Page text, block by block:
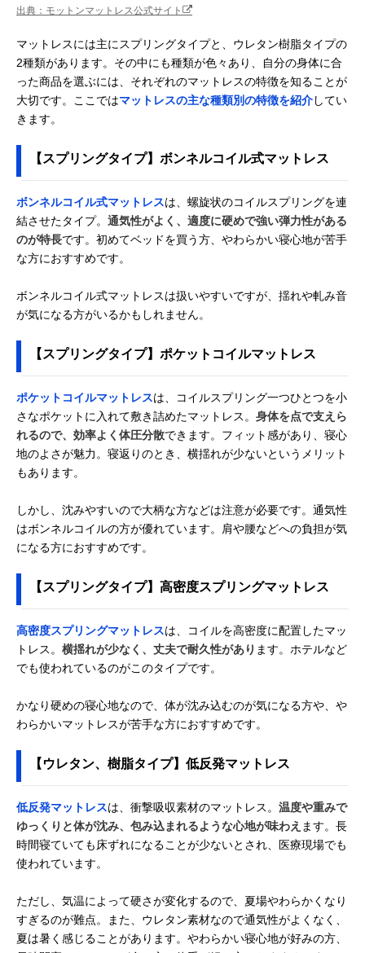
出典：モットンマットレス公式サイト
マットレスには主にスプリングタイプと、ウレタン樹脂タイプの
2種類があります。その中にも種類が色々あり、自分の身体に合
った商品を選ぶには、それぞれのマットレスの特徴を知ることが
大切です。ここではマットレスの主な種類別の特徴を紹介してい
きます。
【スプリングタイプ】ボンネルコイル式マットレス
ボンネルコイル式マットレスは、螺旋状のコイルスプリングを連
結させたタイプ。 通気性がよく、適度に硬めで強い弾力性がある
のが特長です。初めてベッドを買う方、やわらかい寝心地が苦手
な方におすすめです。
ボンネルコイル式マットレスは扱いやすいですが、揺れや軋み音
が気になる方がいるかもしれません。
【スプリングタイプ】ポケットコイルマットレス
ポケットコイルマットレスは、コイルスプリング一つひとつを小
さなポケットに入れて敷き詰めたマットレス。 身体を点で支えら
れるので、効率よく体圧分散できます。フィット感があり、寝心
地のよさが魅力。寝返りのとき、横揺れが少ないというメリット
もあります。
しかし、沈みやすいので大柄な方などは注意が必要です。通気性
はボンネルコイルの方が優れています。肩や腰などへの負担が気
になる方におすすめです。
【スプリングタイプ】高密度スプリングマットレス
高密度スプリングマットレスは、コイルを高密度に配置したマッ
トレス。 横揺れが少なく、丈夫で耐久性があり ます。ホテルなど
でも使われているのがこのタイプです。
かなり硬めの寝心地なので、体が沈み込むのが気になる方や、や
わらかいマットレスが苦手な方におすすめです。
【ウレタン、樹脂タイプ】低反発マットレス
低反発マットレスは、衝撃吸収素材のマットレス。 温度や重みで
ゆっくりと体が沈み、包み込まれるような心地が味わえ ます。長
時間寝ていても床ずれになることが少ないとされ、医療現場でも
使われています。
ただし、気温によって硬さが変化するので、夏場やわらかくなり
すぎるのが難点。また、ウレタン素材なので通気性がよくなく、
夏は暑く感じることがあります。やわらかい寝心地が好みの方、